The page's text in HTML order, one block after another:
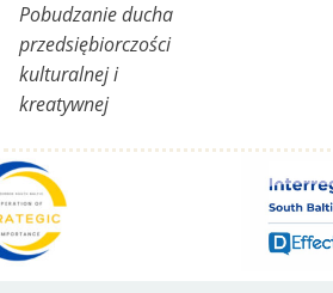
Pobudzanie ducha
przedsiębiorczości
kulturalnej i
kreatywnej